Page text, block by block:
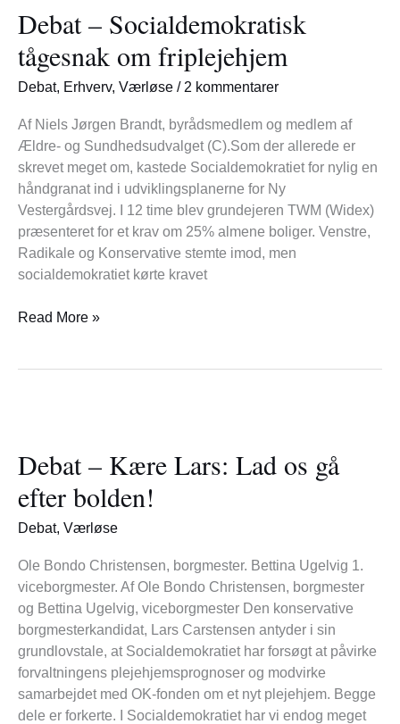
Debat – Socialdemokratisk
tågesnak om friplejehjem
Debat, Erhverv, Værløse / 2 kommentarer
Af Niels Jørgen Brandt, byrådsmedlem og medlem af
Ældre- og Sundhedsudvalget (C).Som der allerede er
skrevet meget om, kastede Socialdemokratiet for nylig en
håndgranat ind i udviklingsplanerne for Ny
Vestergårdsvej. I 12 time blev grundejeren TWM (Widex)
præsenteret for et krav om 25% almene boliger. Venstre,
Radikale og Konservative stemte imod, men
socialdemokratiet kørte kravet
Socialdemokratisk
tågesnak
om
friplejehjem
Read More »
Debat – Kære Lars: Lad os gå
efter bolden!
Debat, Værløse
Ole Bondo Christensen, borgmester. Bettina Ugelvig 1.
viceborgmester. Af Ole Bondo Christensen, borgmester
og Bettina Ugelvig, viceborgmester Den konservative
borgmesterkandidat, Lars Carstensen antyder i sin
grundlovstale, at Socialdemokratiet har forsøgt at påvirke
forvaltningens plejehjemsprognoser og modvirke
samarbejdet med OK-fonden om et nyt plejehjem. Begge
dele er forkerte. I Socialdemokratiet har vi endog meget
Kære
Lars:
Lad
os
efter
bolden!